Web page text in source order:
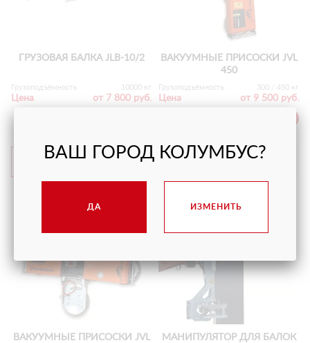
ГРУЗОВАЯ БАЛКА JLB-10/2
Грузоподъёмность 10000 кг
Цена от 7 800 руб.
ВАКУУМНЫЕ ПРИСОСКИ JVL
450
Грузоподъёмность 300 / 450 кг
Цена от 9 500 руб.
ВАКУУМНЫЕ ПРИСОСКИ JVL
МАНИПУЛЯТОР ДЛЯ БАЛОК
ВАШ ГОРОД КОЛУМБУС?
ДА ИЗМЕНИТЬ